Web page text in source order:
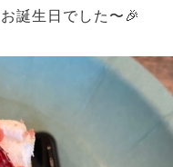
誕生日でした〜🎉